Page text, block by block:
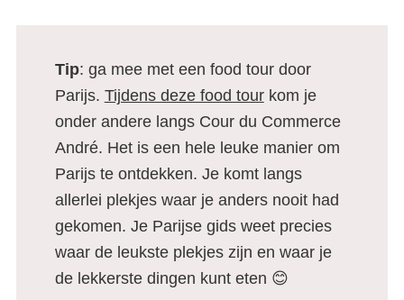
Tip: ga mee met een food tour door
Parijs. Tijdens deze food tourkom je
onder andere langs Cour du Commerce
André. Het is een hele leuke manier om
Parijs te ontdekken. Je komt langs
allerlei plekjes waar je anders nooit had
gekomen. Je Parijse gids weet precies
waar de leukste plekjes zijn en waar je
de lekkerste dingen kunt eten 😊